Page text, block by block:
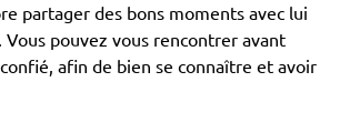
partager des bons moments avec lui
pouvez vous rencontrer avant
afin de bien se connaître et avoir